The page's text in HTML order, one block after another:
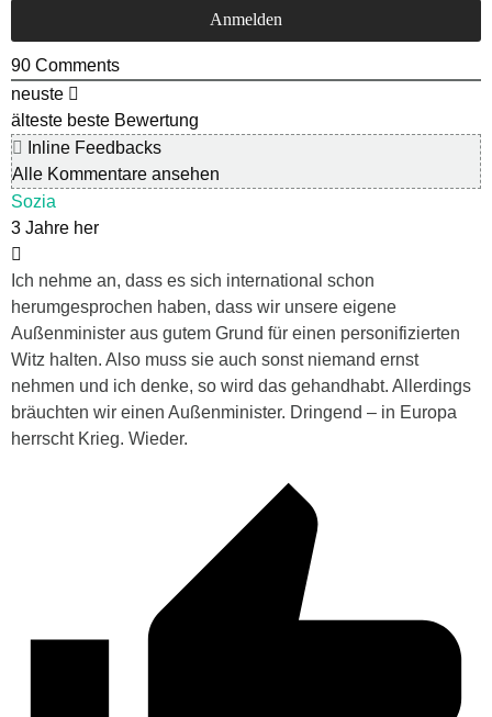
90 Comments
neuste
älteste beste Bewertung
Inline Feedbacks
Alle Kommentare ansehen
Sozia
3 Jahre her
Ich nehme an, dass es sich international schon
herumgesprochen haben, dass wir unsere eigene
Außenminister aus gutem Grund für einen personifizierten
Witz halten. Also muss sie auch sonst niemand ernst
nehmen und ich denke, so wird das gehandhabt. Allerdings
bräuchten wir einen Außenminister. Dringend – in Europa
herrscht Krieg. Wieder.